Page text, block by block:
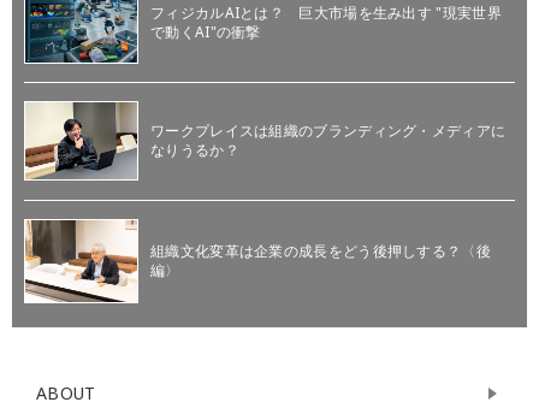
フィジカルAIとは？ 巨大市場を生み出す "現実世界
で動くAI"の衝撃
ワークプレイスは組織のブランディング・メディアに
なりうるか？
組織文化変革は企業の成長をどう後押しする？〈後
編〉
ABOUT